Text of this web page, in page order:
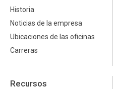
Historia
Noticias de la empresa
Ubicaciones de las oficinas
Carreras
Recursos